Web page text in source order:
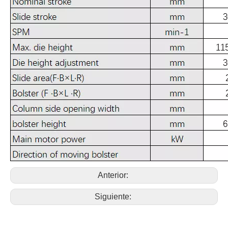
Anterior:
Siguiente: